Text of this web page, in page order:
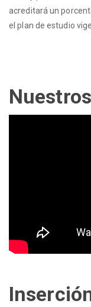
acreditará un
el plan de estudio